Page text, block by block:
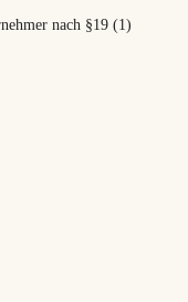
nach §19 (1)